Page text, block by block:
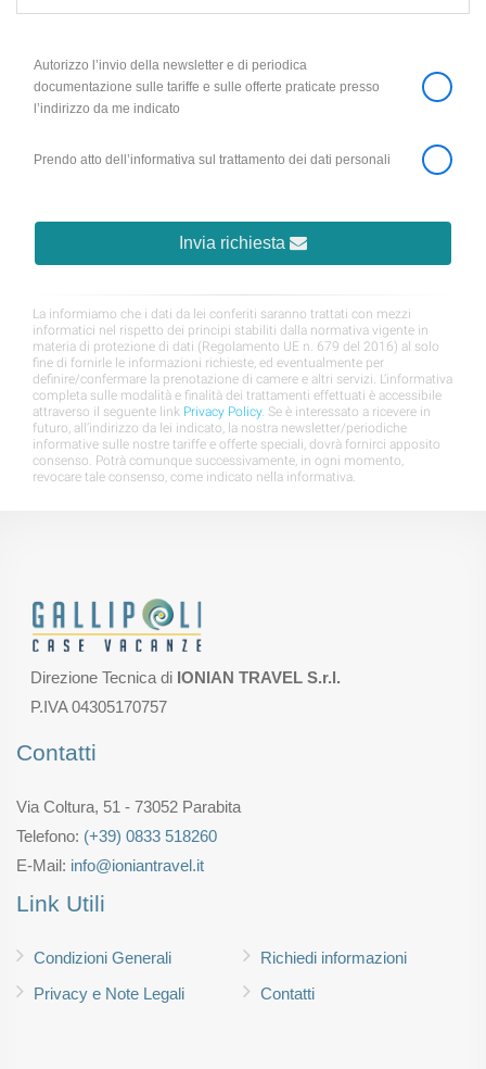
Direzione Tecnica di IONIAN TRAVEL S.r.l.
P.IVA 04305170757
Contatti
Via Coltura, 51 - 73052 Parabita
Telefono: (+39) 0833 518260
E-Mail: info@ioniantravel.it
Link Utili
Condizioni Generali
Privacy e Note Legali
Richiedi informazioni
Contatti